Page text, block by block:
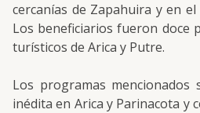
cercanías de Zapahuira y en
Los beneficiarios fueron doce
turísticos de Arica y Putre.
Los programas
inédita en Arica y Parinacota y